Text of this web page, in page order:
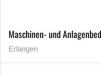
Maschinen- und
Erlangen